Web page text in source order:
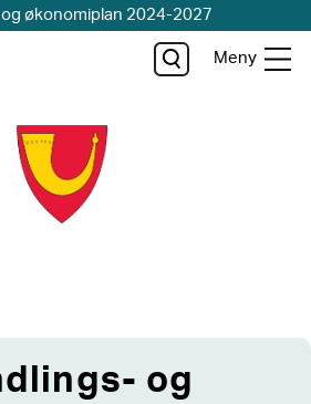
økonomiplan 2024-2027
Meny
og